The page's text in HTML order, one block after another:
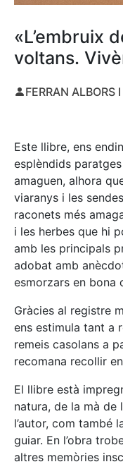
«L’embruix
voltans.
FERRAN ALBORS
Este llibre, ens
esplèndids
amaguen, alhora
viaranys i les
raconets més
i les herbes que hi
amb les principals
adobat amb
esmorzars en bona
Gràcies al registre
ens estimula tant a
remeis casolans a
recomana recollir
El llibre està
natura, de la mà de
l’autor, com també
guiar. En l’obra
altres memòries